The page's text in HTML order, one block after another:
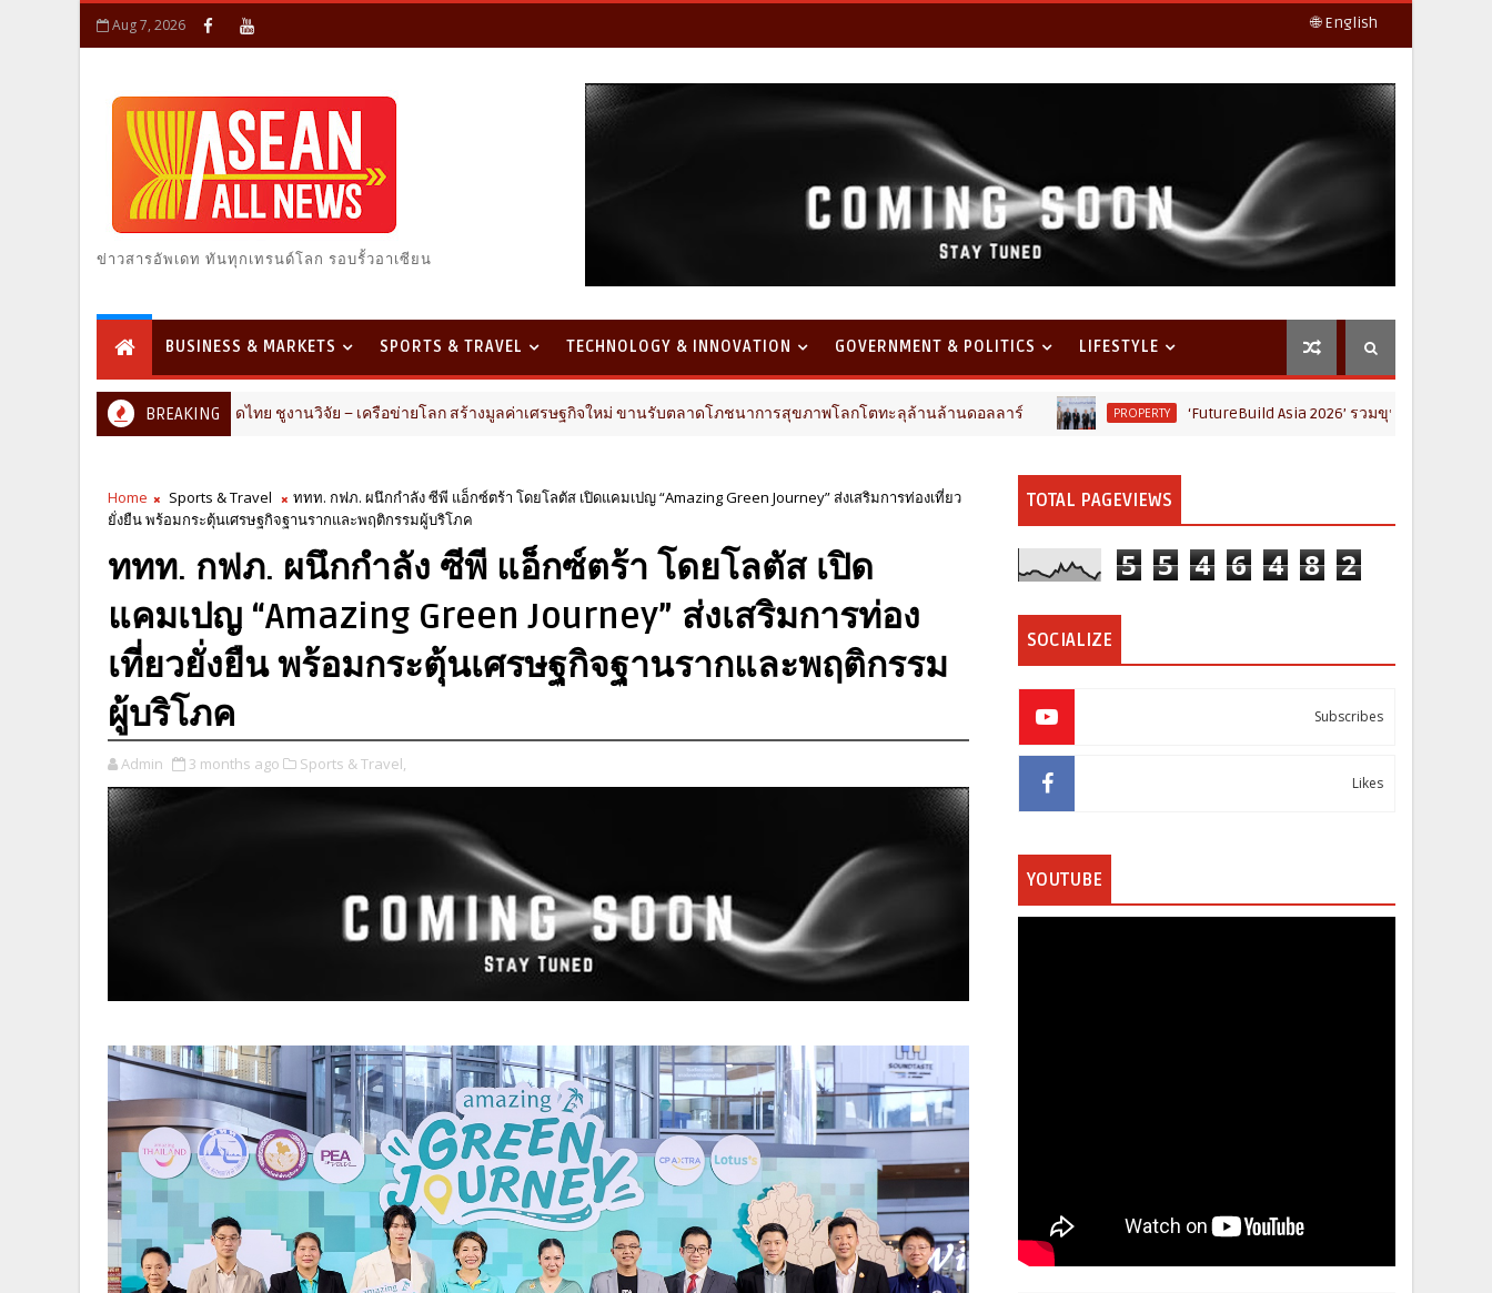
Aug 7, 2026 🌐 English
ข่าวสารอัพเดท ทันทุกเทรนด์โลก รอบรั้วอาเซียน
BUSINESS & MARKETS SPORTS & TRAVEL TECHNOLOGY & INNOVATION GOVERNMENT & POLITICS LIFESTYLE
BREAKING
สาหกรรมสารสกัดไทย ชูงานวิจัย – เครือข่ายโลก สร้างมูลค่าเศรษฐกิจใหม่ ขานรับตลาดโภชนาการสุขภาพโลกโตทะลุล้านล้านดอลลาร์ PROPERTY ‘FutureBuild Asia 2026’ รวมขุนพลคนก่อสร้าง ขนคอนเทนต์-นิ
Home Sports & Travel
ททท. กฟภ. ผนึกกำลัง ซีพี แอ็กซ์ตร้า โดยโลตัส เปิดแคมเปญ “Amazing Green Journey” ส่งเสริมการท่องเที่ยว
ยั่งยืน พร้อมกระตุ้นเศรษฐกิจฐานรากและพฤติกรรมผู้บริโภค
ททท. กฟภ. ผนึกกำลัง ซีพี แอ็กซ์ตร้า โดยโลตัส เปิด
แคมเปญ “Amazing Green Journey” ส่งเสริมการท่อง
เที่ยวยั่งยืน พร้อมกระตุ้นเศรษฐกิจฐานรากและพฤติกรรม
ผู้บริโภค
Admin 3 months ago Sports & Travel,
TOTAL PAGEVIEWS
5 5 4 6 4 8 2
SOCIALIZE
Subscribes
Likes
YOUTUBE